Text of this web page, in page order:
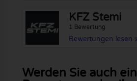
KFZ Stemi
1 Bewertung
Bewertungen lesen
Werden Sie auch